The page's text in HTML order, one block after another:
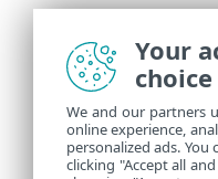
Your
choice
We and our partners
online experience,
personalized ads.
clicking "Accept all